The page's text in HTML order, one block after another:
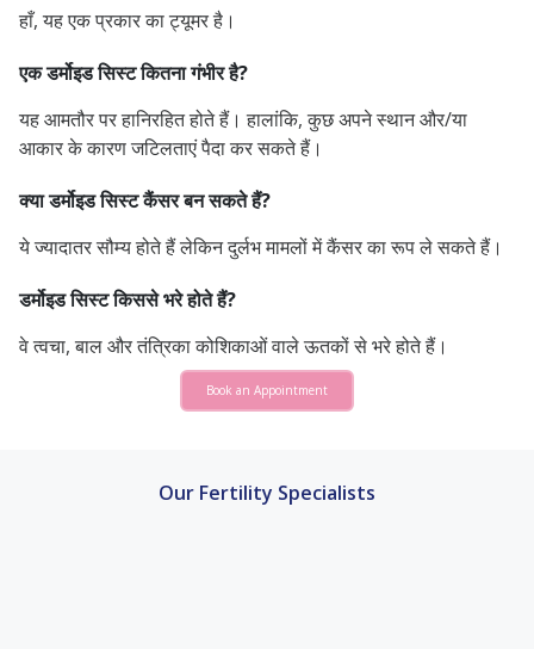
हाँ, यह एक प्रकार का ट्यूमर है।
एक डर्मोइड सिस्ट कितना गंभीर है?
यह आमतौर पर हानिरहित होते हैं। हालांकि, कुछ अपने स्थान और/या
आकार के कारण जटिलताएं पैदा कर सकते हैं।
क्या डर्मोइड सिस्ट कैंसर बन सकते हैं?
ये ज्यादातर सौम्य होते हैं लेकिन दुर्लभ मामलों में कैंसर का रूप ले सकते हैं।
डर्मोइड सिस्ट किससे भरे होते हैं?
वे त्वचा, बाल और तंत्रिका कोशिकाओं वाले ऊतकों से भरे होते हैं।
Book an Appointment
Our Fertility Specialists